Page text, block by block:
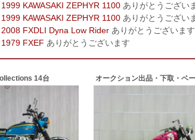
1999 KAWASAKI ZEPHYR 1100 ありがとうござい
1999 KAWASAKI ZEPHYR 1100 ありがとうござい
2008 FXDLI Dyna Low Rider ありがとうございます
1979 FXEF ありがとうございます
14台 オークション出品・下取・ベ